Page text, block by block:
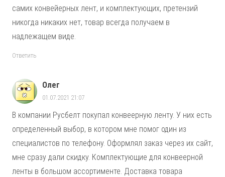
самих конвейерных лент, и комплектующих, претензий
никогда никаких нет, товар всегда получаем в
надлежащем виде.
Ответить
Олег
01.07.2021 21:07
В компании Русбелт покупал конвеерную ленту. У них есть
определенный выбор, в котором мне помог один из
специалистов по телефону. Оформлял заказ через их сайт,
мне сразу дали скидку. Комплектующие для конвеерной
ленты в большом ассортименте. Доставка товара